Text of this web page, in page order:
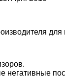
для
негативные